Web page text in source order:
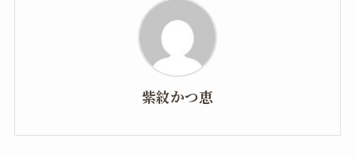
紫紋かつ恵